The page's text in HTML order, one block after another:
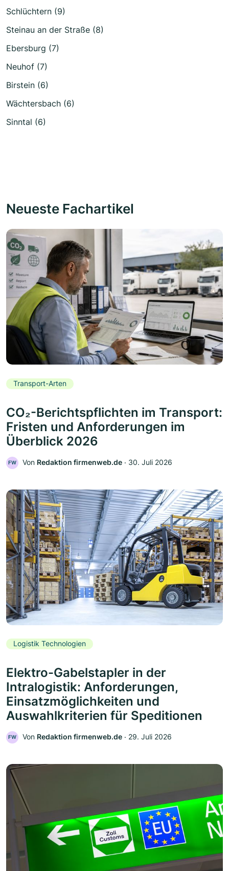
Schlüchtern (9)
Steinau an der Straße (8)
Ebersburg (7)
Neuhof (7)
Birstein (6)
Wächtersbach (6)
Sinntal (6)
Neueste Fachartikel
Transport-Arten
CO₂-Berichtspflichten im Transport:
Fristen und Anforderungen im
Überblick 2026
FW Von Redaktion firmenweb.de ‧ 30. Juli 2026
Logistik Technologien
Elektro-Gabelstapler in der
Intralogistik: Anforderungen,
Einsatzmöglichkeiten und
Auswahlkriterien für Speditionen
FW Von Redaktion firmenweb.de ‧ 29. Juli 2026